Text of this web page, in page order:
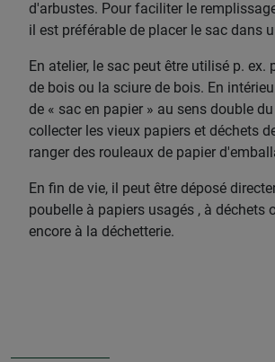
d'arbustes. Pour faciliter le
il est préférable de placer le sac dans
En atelier, le sac peut être utilisé p. ex.
de bois ou la sciure de bois. En
de « sac en papier » au sens double
collecter les vieux papiers et déchets
ranger des rouleaux de papier
En fin de vie, il peut être déposé
poubelle à papiers usagés , à déchets
encore à la déchetterie.